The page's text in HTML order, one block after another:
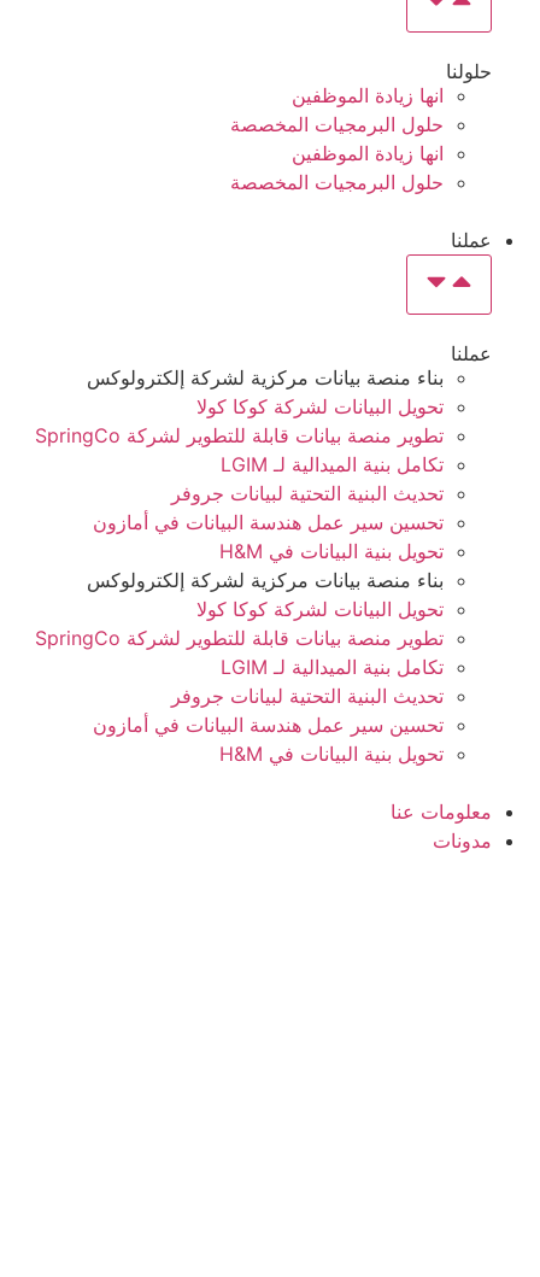
حلولنا
انها زيادة الموظفين
حلول البرمجيات المخصصة
انها زيادة الموظفين
حلول البرمجيات المخصصة
عملنا
عملنا
بناء منصة بيانات مركزية لشركة إلكترولوكس
تحويل البيانات لشركة كوكا كولا
تطوير منصة بيانات قابلة للتطوير لشركة SpringCo
تكامل بنية الميدالية لـ LGIM
تحديث البنية التحتية لبيانات جروفر
تحسين سير عمل هندسة البيانات في أمازون
تحويل بنية البيانات في H&M
بناء منصة بيانات مركزية لشركة إلكترولوكس
تحويل البيانات لشركة كوكا كولا
تطوير منصة بيانات قابلة للتطوير لشركة SpringCo
تكامل بنية الميدالية لـ LGIM
تحديث البنية التحتية لبيانات جروفر
تحسين سير عمل هندسة البيانات في أمازون
تحويل بنية البيانات في H&M
معلومات عنا
مدونات